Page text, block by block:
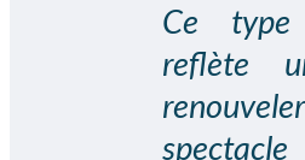
Ce type
reflète